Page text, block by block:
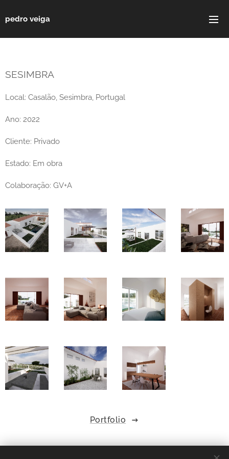
pedro veiga
SESIMBRA
Local: Casalão, Sesimbra, Portugal
Ano: 2022
Cliente: Privado
Estado: Em obra
Colaboração: GV+A
Portfolio